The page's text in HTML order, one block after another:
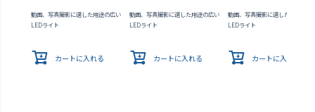
動画、写真撮影に適した用途の広い
LEDライト
カートに入れる
動画、写真撮影に適した用途の広い
LEDライト
カートに入れる
動画、写真撮影に適した用途の広
LEDライト
カートに入れる